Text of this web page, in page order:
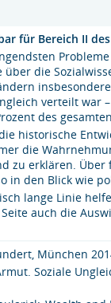
für Bereich II
die
verteilt
des
historische
die
zu erklären.
in den Blick wie
lange Linie
auch die
München
Soziale